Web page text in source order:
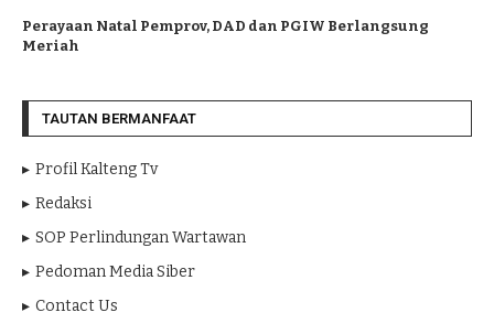
Perayaan Natal Pemprov, DAD dan PGIW Berlangsung
Meriah
TAUTAN BERMANFAAT
Profil Kalteng Tv
Redaksi
SOP Perlindungan Wartawan
Pedoman Media Siber
Contact Us